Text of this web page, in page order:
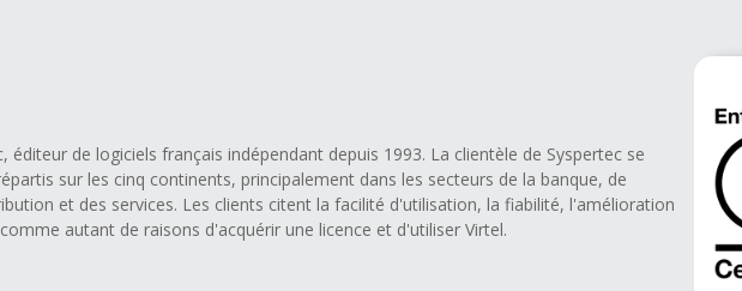
de logiciels français indépendant depuis 1993. La clientèle de Syspertec se
sur les cinq continents, principalement dans les secteurs de la banque, de
et des services. Les clients citent la facilité d'utilisation, la fiabilité, l'amélioration
autant de raisons d'acquérir une licence et d'utiliser Virtel.